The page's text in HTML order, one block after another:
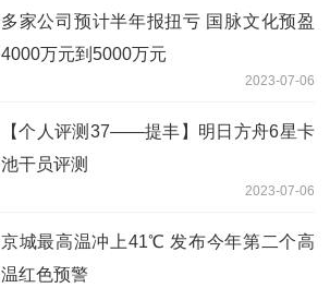
多家公司预计半年报扭亏 国脉文化预盈
4000万元到5000万元
2023-07-06
【个人评测37——提丰】明日方舟6星卡
池干员评测
2023-07-06
京城最高温冲上41℃ 发布今年第二个高
温红色预警